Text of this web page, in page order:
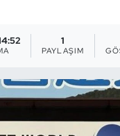
1
PAYLAŞIM